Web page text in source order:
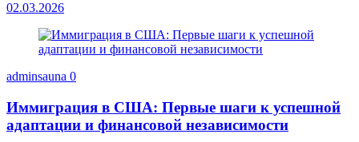
02.03.2026
adminsauna 0
Иммиграция в США: Первые шаги к успешной
адаптации и финансовой независимости